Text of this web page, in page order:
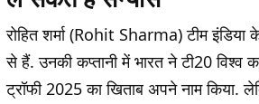
रोहित शर्मा (Rohit Sharma) टीम
से हैं. उनकी कप्तानी में भारत ने टी20
ट्रॉफी 2025 का खिताब अपने नाम किया.